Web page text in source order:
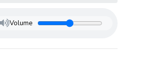
Volume